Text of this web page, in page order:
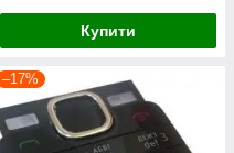
Купити
–17%